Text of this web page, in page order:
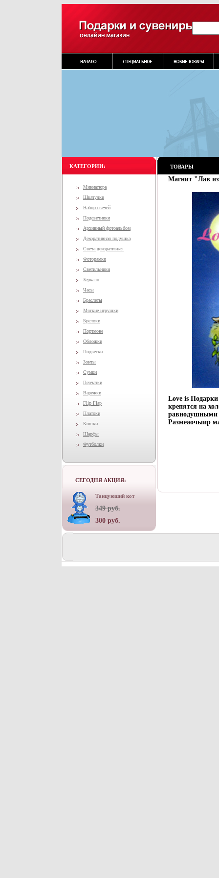
КАТЕГОРИИ:
Миниатюра
Шкатулки
Набор свечей
Подсвечники
Архивный фотоальбом
Декоративная подушка
Свеча декоративная
Фоторамки
Светильники
Зеркало
Часы
Браслеты
Мягкие игрушки
Брелоки
Портмоне
Обложки
Подвески
Зонты
Сумки
Перчатки
Варежки
Flip Flap
Платоки
Кошки
Шарфы
Футболки
СЕГОДНЯ АКЦИЯ:
Танцуюший кот
349 руб.
300 руб.
ТОВАРЫ
Магнит "Лав
Love is
крепятся на
равнодушными
Размеаочыир